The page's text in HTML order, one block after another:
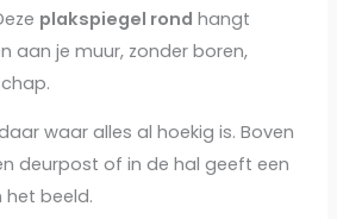
plakspiegel rond hangt
aan je muur, zonder boren,
waar alles al hoekig is. Boven
deurpost of in de hal geeft een
het beeld.